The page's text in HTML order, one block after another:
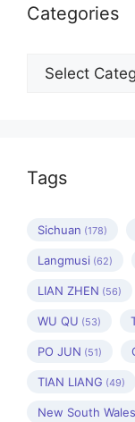
Categories
Categories
Tags
Sichuan (178)
Langmusi (62)
LIAN ZHEN (56)
WU QU (53)
PO JUN (51)
TIAN LIANG (49)
New South Wales